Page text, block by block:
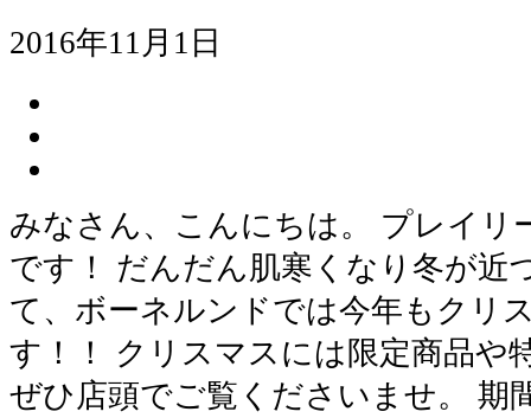
2016年11月1日
みなさん、こんにちは。 プレイリ
です！ だんだん肌寒くなり冬が近
て、ボーネルンドでは今年もクリ
す！！ クリスマスには限定商品や
ぜひ店頭でご覧くださいませ。 期